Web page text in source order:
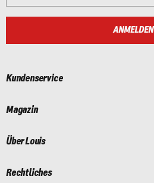
ANMELDEN
Kundenservice
Magazin
Über Louis
Rechtliches